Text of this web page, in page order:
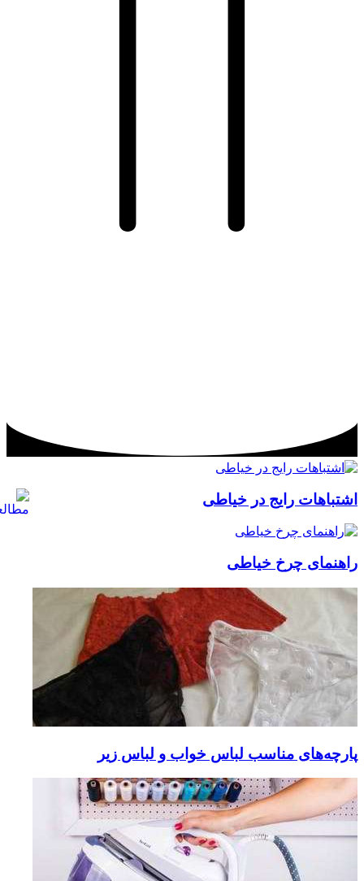
اشتباهات رایج در خیاطی
راهنمای چرخ خیاطی
پارچه‌های مناسب لباس خواب و لباس زیر